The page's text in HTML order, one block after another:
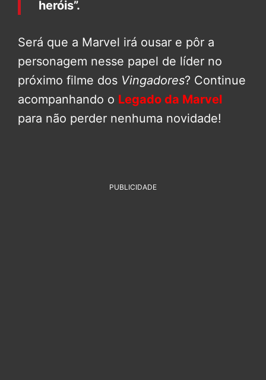
heróis”.
Será que a Marvel irá ousar e pôr a
personagem nesse papel de líder no
próximo filme dos Vingadores? Continue
acompanhando o Legado da Marvel
para não perder nenhuma novidade!
PUBLICIDADE